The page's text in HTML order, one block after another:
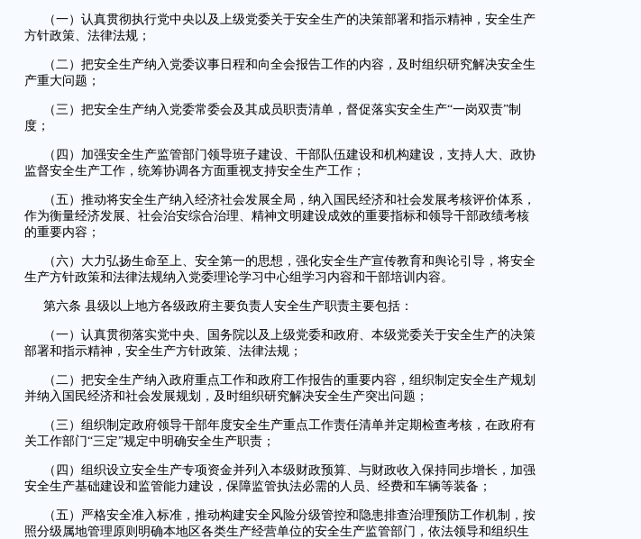
（一）认真贯彻执行党中央以及上级党委关于安全生产的决策部署和指示精神，安全生产
方针政策、法律法规；
（二）把安全生产纳入党委议事日程和向全会报告工作的内容，及时组织研究解决安全生
产重大问题；
（三）把安全生产纳入党委常委会及其成员职责清单，督促落实安全生产“一岗双责”制
度；
（四）加强安全生产监管部门领导班子建设、干部队伍建设和机构建设，支持人大、政协
监督安全生产工作，统筹协调各方面重视支持安全生产工作；
（五）推动将安全生产纳入经济社会发展全局，纳入国民经济和社会发展考核评价体系，
作为衡量经济发展、社会治安综合治理、精神文明建设成效的重要指标和领导干部政绩考核
的重要内容；
（六）大力弘扬生命至上、安全第一的思想，强化安全生产宣传教育和舆论引导，将安全
生产方针政策和法律法规纳入党委理论学习中心组学习内容和干部培训内容。
第六条 县级以上地方各级政府主要负责人安全生产职责主要包括：
（一）认真贯彻落实党中央、国务院以及上级党委和政府、本级党委关于安全生产的决策
部署和指示精神，安全生产方针政策、法律法规；
（二）把安全生产纳入政府重点工作和政府工作报告的重要内容，组织制定安全生产规划
并纳入国民经济和社会发展规划，及时组织研究解决安全生产突出问题；
（三）组织制定政府领导干部年度安全生产重点工作责任清单并定期检查考核，在政府有
关工作部门“三定”规定中明确安全生产职责；
（四）组织设立安全生产专项资金并列入本级财政预算、与财政收入保持同步增长，加强
安全生产基础建设和监管能力建设，保障监管执法必需的人员、经费和车辆等装备；
（五）严格安全准入标准，推动构建安全风险分级管控和隐患排查治理预防工作机制，按
照分级属地管理原则明确本地区各类生产经营单位的安全生产监管部门，依法领导和组织生